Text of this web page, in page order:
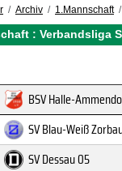
Archiv 1.Mannschaft
: Verbandsliga
BSV Halle-
SV Blau-Weiß
SV Dessau 05